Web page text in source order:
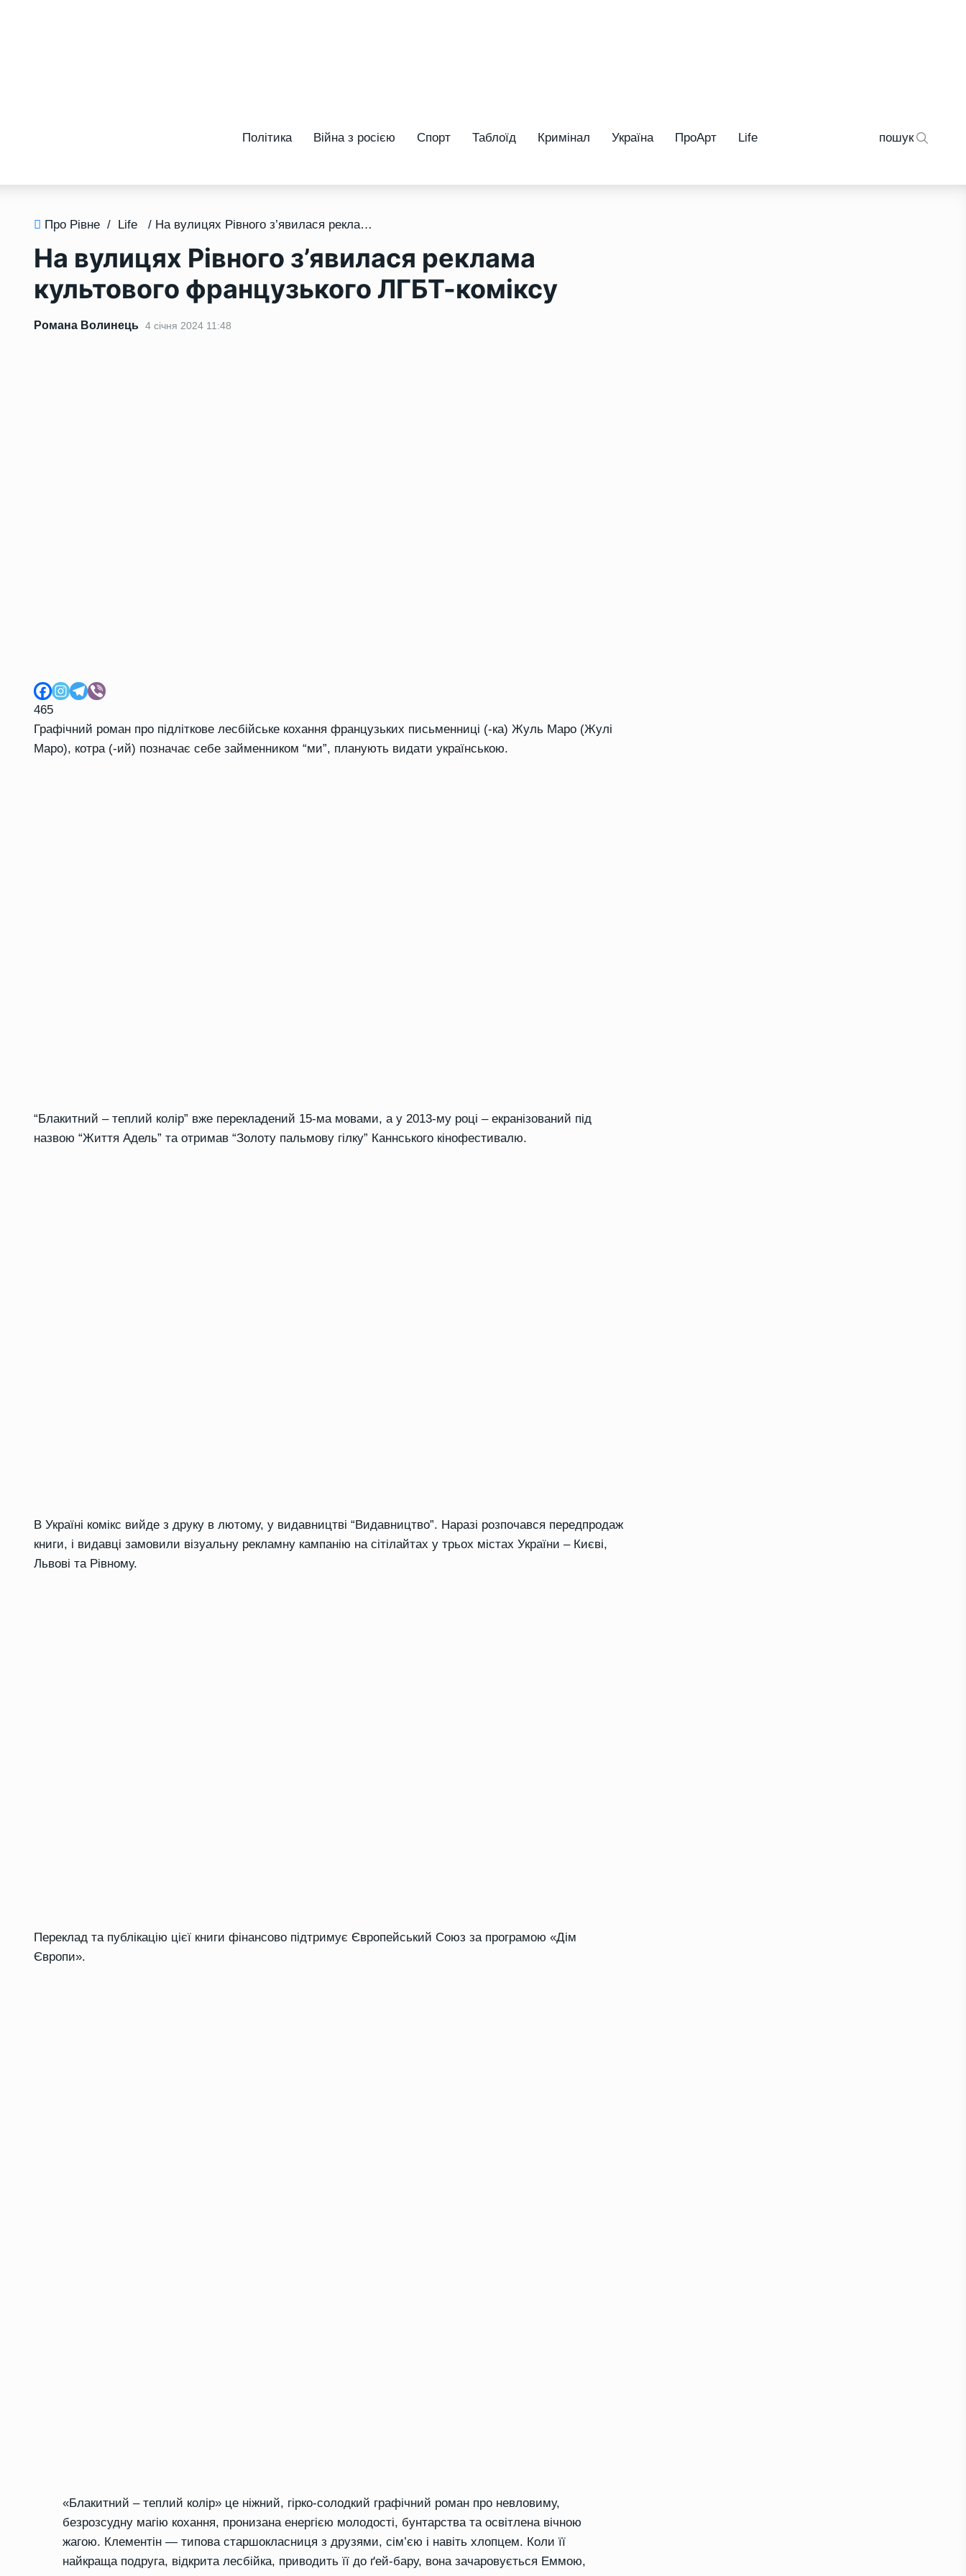
Політика Війна з росією Спорт Таблоїд Кримінал Україна ПроАрт Life пошук
Про Рівне / Life / На вулицях Рівного з’явилася реклама культового французького ЛГБТ-коміксу
На вулицях Рівного з’явилася реклама
культового французького ЛГБТ-коміксу
Романа Волинець 4 січня 2024 11:48
465
Графічний роман про підліткове лесбійське кохання французьких письменниці (-ка) Жуль Маро (Жулі
Маро), котра (-ий) позначає себе займенником “ми”, планують видати українською.
“Блакитний – теплий колір” вже перекладений 15-ма мовами, а у 2013-му році – екранізований під
назвою “Життя Адель” та отримав “Золоту пальмову гілку” Каннського кінофестивалю.
В Україні комікс вийде з друку в лютому, у видавництві “Видавництво”. Наразі розпочався передпродаж
книги, і видавці замовили візуальну рекламну кампанію на сітілайтах у трьох містах України – Києві,
Львові та Рівному.
Переклад та публікацію цієї книги фінансово підтримує Європейський Союз за програмою «Дім
Європи».
«Блакитний – теплий колір» це ніжний, гірко-солодкий графічний роман про невловиму,
безрозсудну магію кохання, пронизана енергією молодості, бунтарства та освітлена вічною
жагою. Клементін — типова старшокласниця з друзями, сім’єю і навіть хлопцем. Коли її
найкраща подруга, відкрита лесбійка, приводить її до ґей-бару, вона зачаровується Еммою,